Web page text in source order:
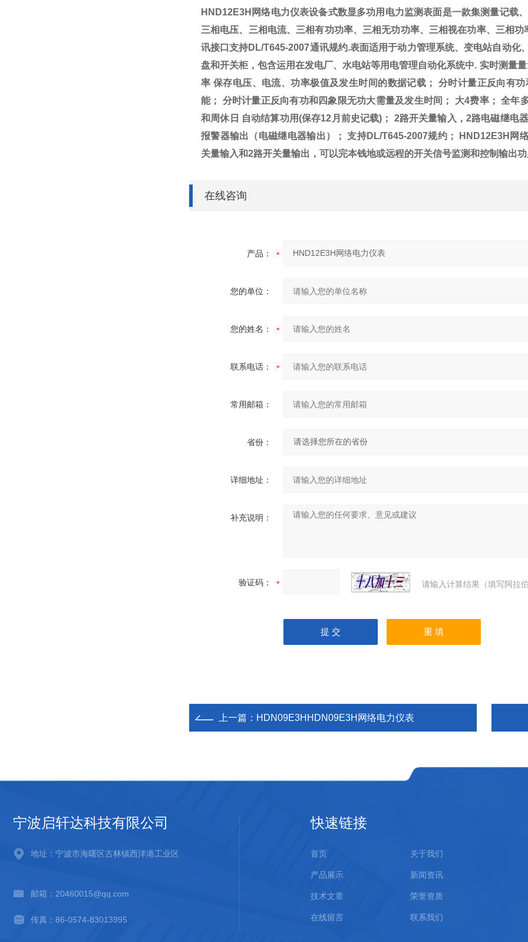
HND12E3H 网络电力仪表设备式数显多功用电力监测表面是一款集测量记载
三相电压、三相电流、三相有功功率、三相无功功率、三相视在功率、三相功
讯接口支持DL/T645-2007通讯规约.表面适用于动力管理系统、变电站自动化
盘和开关柜，包含运用在发电厂、水电站等用电管理自动化系统中. 实时测量量:
率 保存电压、电流、功率极值及发生时间的数据记载；
分时计量正反向有
能；
分时计量正反向有功和四象限无功大需量及发生时间； 大4费率； 全年
和周休日 自动结算功用(保存12 月前史记载) ； 2路开关量输入， 2路电磁继电
报警器输出（电磁继电器输出）； 支持DL/T645-2007规约； HND12E3H 网
关量输入和2路开关量输出，可以完本钱地或远程的开关信号监测和控制输出功
在线咨询
产品：
您的单位：
您的姓名：
联系电话：
常用邮箱：
省份：
详细地址：
补充说明：
验证码： 请输入计算结果（填写阿拉
上一篇： HDN09E3HHDN09E3H网络电力仪表
宁波启轩达科技有限公司
地址：宁波市海曙区古林镇西洋港工业区
邮箱：20460015@qq.com
传真：86-0574-83013995
快速链接
首页 关于我们
产品展示 新闻资讯
技术文章 荣誉资质
在线留言 联系我们